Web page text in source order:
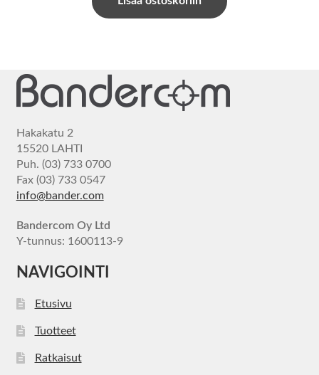
Hakakatu 2
15520 LAHTI
Puh. (03) 733 0700
Fax (03) 733 0547
info@bander.com
Bandercom Oy Ltd
Y-tunnus: 1600113-9
NAVIGOINTI
Etusivu
Tuotteet
Ratkaisut